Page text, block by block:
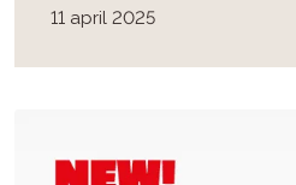
11 april 2025